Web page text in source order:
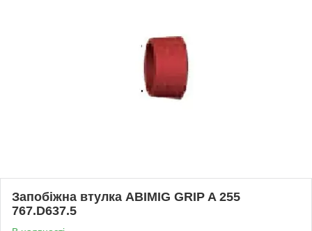
Запобіжна втулка ABIMIG GRIP A 255
767.D637.5